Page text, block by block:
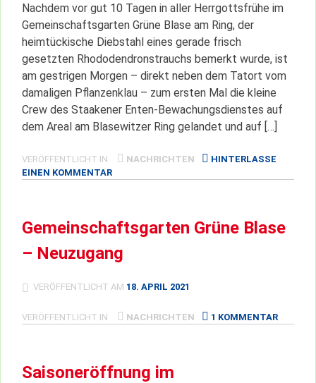
Nachdem vor gut 10 Tagen in aller Herrgottsfrühe im
Gemeinschaftsgarten Grüne Blase am Ring, der
heimtückische Diebstahl eines gerade frisch
gesetzten Rhododendronstrauchs bemerkt wurde, ist
am gestrigen Morgen – direkt neben dem Tatort vom
damaligen Pflanzenklau – zum ersten Mal die kleine
Crew des Staakener Enten-Bewachungsdienstes auf
dem Areal am Blasewitzer Ring gelandet und auf […]
VERÖFFENTLICHT IN NACHRICHTEN
HINTERLASSE
EINEN KOMMENTARZU
Gemeinschaftsgarten Grüne Blase
– Neuzugang
VERÖFFENTLICHT AM 18. APRIL 2021
VERÖFFENTLICHT IN NACHRICHTEN 1 KOMMENTARZU
Saisoneröffnung im